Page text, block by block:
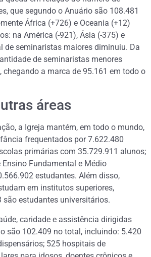
que segundo o Anuário são 108.481
África (+726) e Oceania (+12)
na América (-921), Ásia (-375) e
de seminaristas maiores diminuiu. Da
de seminaristas menores
chegando a marca de 95.161 em todo o
áreas
a Igreja mantém, em todo o mundo,
frequentados por 7.622.480
primárias com 35.729.911 alunos;
Fundamental e Médio
estudantes. Além disso,
em institutos superiores,
são estudantes universitários.
caridade e assistência dirigidas
são 102.409 no total, incluindo: 5.420
525 hospitais de